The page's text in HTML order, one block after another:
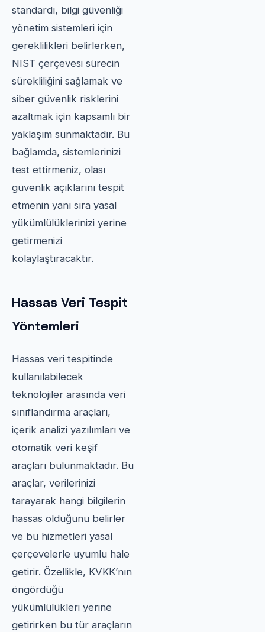
standardı, bilgi güvenliği
yönetim sistemleri için
gereklilikleri belirlerken,
NIST çerçevesi sürecin
sürekliliğini sağlamak ve
siber güvenlik risklerini
azaltmak için kapsamlı bir
yaklaşım sunmaktadır. Bu
bağlamda, sistemlerinizi
test ettirmeniz, olası
güvenlik açıklarını tespit
etmenin yanı sıra yasal
yükümlülüklerinizi yerine
getirmenizi
kolaylaştıracaktır.
Hassas Veri Tespit
Yöntemleri
Hassas veri tespitinde
kullanılabilecek
teknolojiler arasında veri
sınıflandırma araçları,
içerik analizi yazılımları ve
otomatik veri keşif
araçları bulunmaktadır. Bu
araçlar, verilerinizi
tarayarak hangi bilgilerin
hassas olduğunu belirler
ve bu hizmetleri yasal
çerçevelerle uyumlu hale
getirir. Özellikle, KVKK’nın
öngördüğü
yükümlülükleri yerine
getirirken bu tür araçların